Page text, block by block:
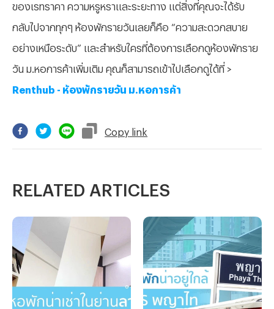
ของเรทราคา ความหรูหราและระยะทาง แต่สิ่งที่คุณจะได้รับ
กลับไปจากทุกๆ ห้องพักรายวันเลยก็คือ “ความสะดวกสบาย
อย่างเหนือระดับ” และสำหรับใครที่ต้องการเลือกดูห้องพักราย
วัน ม.หอการค้าเพิ่มเติม คุณก็สามารถเข้าไปเลือกดูได้ที่ >
Renthub - ห้องพักรายวัน ม.หอการค้า
Copy link
RELATED ARTICLES